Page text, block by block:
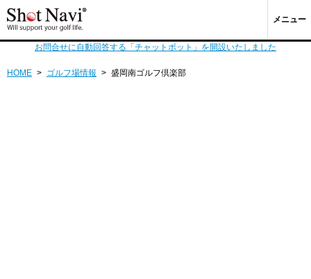
メニュー
お問合せに自動回答する「チャットボット」を開設いたしました
HOME > ゴルフ場情報 > 盛岡南ゴルフ倶楽部